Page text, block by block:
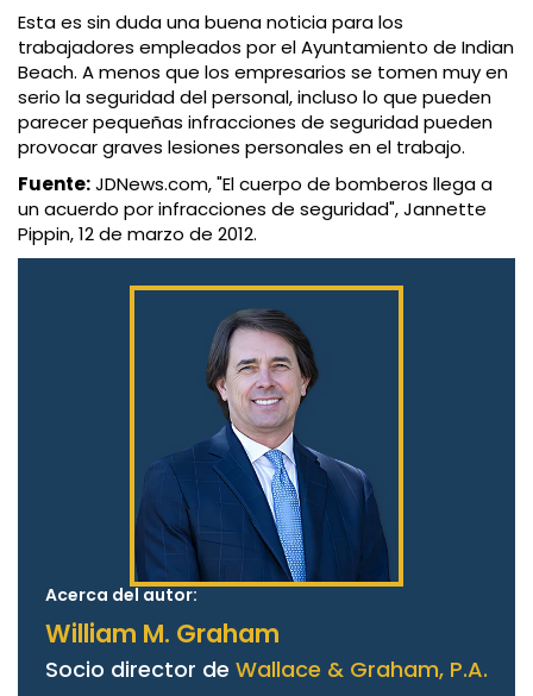
Esta es sin duda una buena noticia para los
trabajadores empleados por el Ayuntamiento de Indian
Beach. A menos que los empresarios se tomen muy en
serio la seguridad del personal, incluso lo que pueden
parecer pequeñas infracciones de seguridad pueden
provocar graves lesiones personales en el trabajo.
Fuente:JDNews.com, "El cuerpo de bomberos llega a
un acuerdo por infracciones de seguridad", Jannette
Pippin, 12 de marzo de 2012.
Acerca del autor:
William M. Graham
Socio director de Wallace & Graham, P.A.